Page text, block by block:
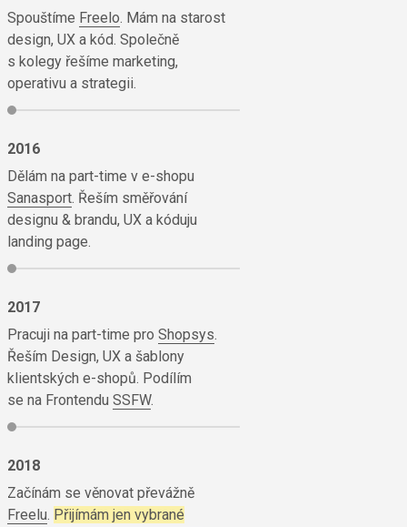
Spouštíme Freelo. Mám na starost
design, UX a kód. Společně
s kolegy řešíme marketing,
operativu a strategii.
2016
Dělám na part-time v e-shopu
Sanasport. Řeším směřování
designu & brandu, UX a kóduju
landing page.
2017
Pracuji na part-time pro Shopsys.
Řeším Design, UX a šablony
klientských e-shopů. Podílím
se na Frontendu SSFW.
2018
Začínám se věnovat převážně
Freelu. Přijímám jen vybrané